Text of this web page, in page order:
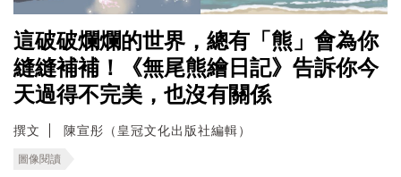
這破破爛爛的世界，總有「熊」會為你
縫縫補補！《無尾熊繪日記》告訴你今
天過得不完美，也沒有關係
撰文 陳宣彤（皇冠文化出版社編輯）
圖像閱讀